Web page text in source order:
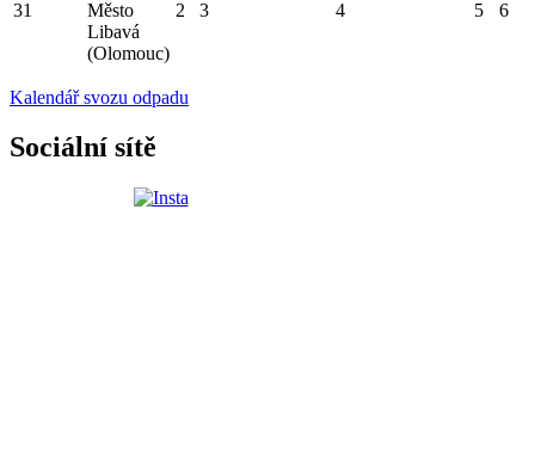
31
Město
Libavá
(Olomouc)
2 3 4 5 6
Kalendář svozu odpadu
Sociální sítě